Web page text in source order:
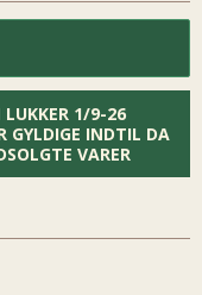
LUKKER 1/9-26
GYLDIGE INDTIL DA
VARER